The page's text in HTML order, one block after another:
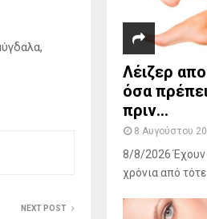
NEXT POST
Λέιζερ
όσα
πριν...
8 Αυγούστου
8/8/2026 Έχουν
χρόνια από τότε